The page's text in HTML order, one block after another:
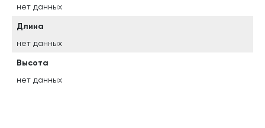
нет данных
Длина
нет данных
Высота
нет данных